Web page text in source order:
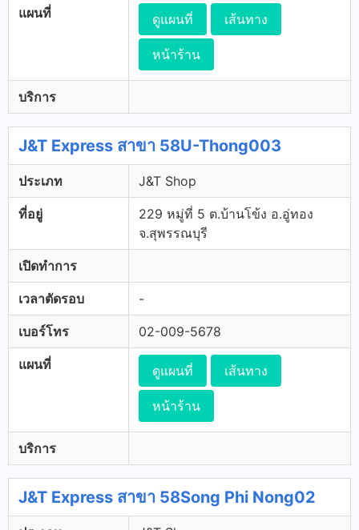
แผนที่ ดูแผนที่ เส้นทาง
หน้าร้าน
บริการ
J&T Express สาขา 58U-Thong003
ประเภท J&T Shop
ที่อยู่
229 หมู่ที่ 5 ต.บ้านโข้ง อ.อู่ทอง
จ.สุพรรณบุรี
เปิดทำการ
เวลาตัดรอบ -
เบอร์โทร 02-009-5678
แผนที่ ดูแผนที่ เส้นทาง
หน้าร้าน
บริการ
J&T Express สาขา 58Song Phi Nong02